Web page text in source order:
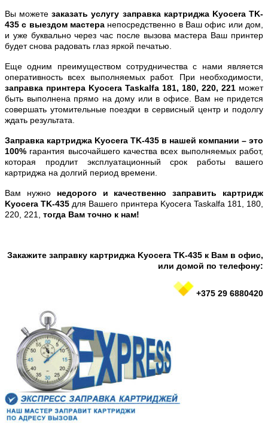
Вы можетезаказать услугу заправка картриджа Kyocera TK-
435 с выездом мастера непосредственно в Ваш офис или дом,
и уже буквально через час после вызова мастера Ваш принтер
будет снова радовать глаз яркой печатью.
Еще одним преимуществом сотрудничества с нами является
оперативность всех выполняемых работ. При необходимости,
заправка принтера Kyocera Taskalfa 181, 180, 220, 221 может
быть выполнена прямо на дому или в офисе. Вам не придется
совершать утомительные поездки в сервисный центр и подолгу
ждать результата.
Заправка картриджа Kyocera TK-435 в нашей компании – это
100% гарантия высочайшего качества всех выполняемых работ,
которая продлит эксплуатационный срок работы вашего
картриджа на долгий период времени.
Вам нужно недорого и качественно заправить картридж
Kyocera TK-435 для Вашего принтера Kyocera Taskalfa 181, 180,
220, 221, тогда Вам точно к нам!
Закажите заправку картриджа Kyocera TK-435 к Bам в офис,
или домой по телефону:
+375 29 6880420